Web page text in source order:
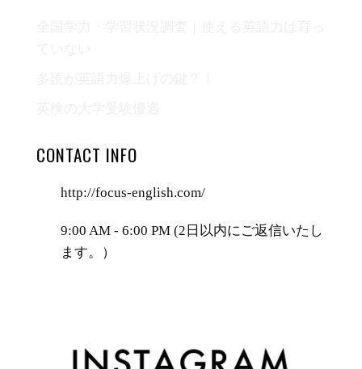
CONTACT INFO
http://focus-english.com/
9:00 AM - 6:00 PM (2日以内にご返信いたし
ます。）